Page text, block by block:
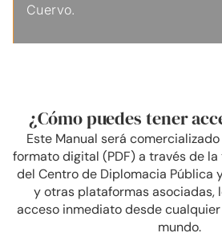
Cuervo.
¿Cómo puedes tener
Este Manual será
formato digital (PDF) a través de
del Centro de Diplomacia Pública
y otras plataformas asociadas,
acceso inmediato desde
mundo.